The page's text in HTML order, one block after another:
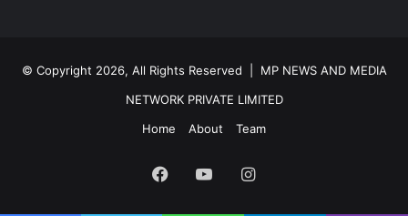
© Copyright 2026, All Rights Reserved | MP NEWS AND MEDIA
NETWORK PRIVATE LIMITED
Home
About Team
Facebook
YouTubeInstagram